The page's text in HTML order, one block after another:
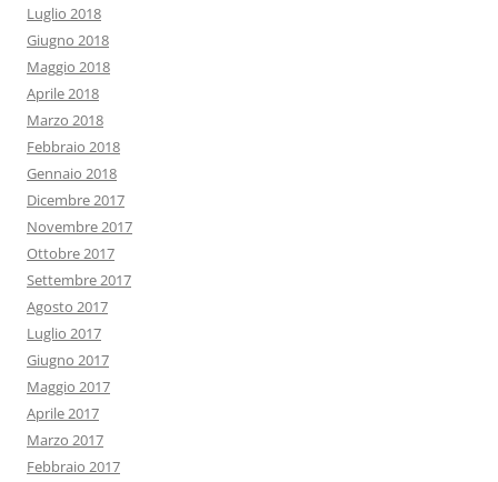
Luglio 2018
Giugno 2018
Maggio 2018
Aprile 2018
Marzo 2018
Febbraio 2018
Gennaio 2018
Dicembre 2017
Novembre 2017
Ottobre 2017
Settembre 2017
Agosto 2017
Luglio 2017
Giugno 2017
Maggio 2017
Aprile 2017
Marzo 2017
Febbraio 2017